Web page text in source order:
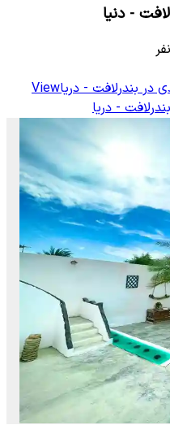
- دنیا
نفر
در بندرلافت - دریاView
- دریا